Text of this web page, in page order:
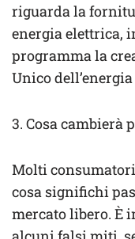
riguarda la
energia elettrica,
programma la
Unico
3. Cosa cambierà
Molti
cosa significhi
mercato libero. È